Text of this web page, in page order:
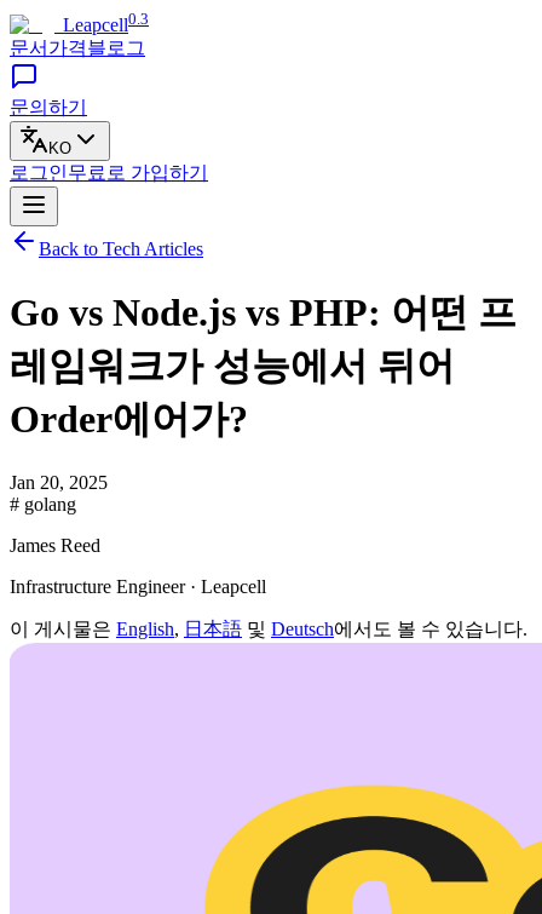
Leapcell0.3
문서 가격블로그
문의하기
KO
로그인무료로 가입하기
Back to Tech Articles
Go vs Node.js vs PHP: 어떤 프
레임워크가 성능에서 뒤어
Order에어가?
Jan 20, 2025
# golang
James Reed
Infrastructure Engineer · Leapcell
이 게시물은 English, 日本語 및 Deutsch에서도 볼 수 있습니다.